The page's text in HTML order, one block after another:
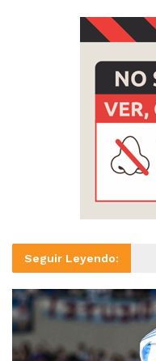
Seguir Leyendo: